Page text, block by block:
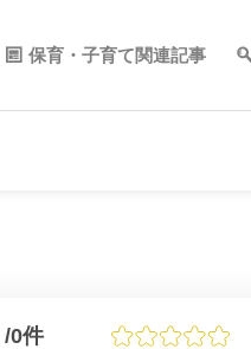
保育・子育て関連記事
/0件